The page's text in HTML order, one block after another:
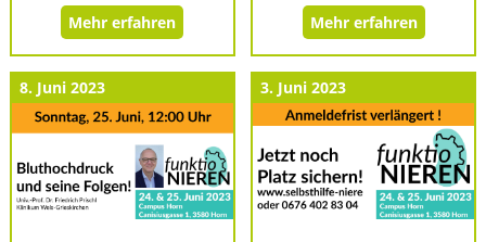
Mehr erfahren
Mehr erfahren
8. Juni 2023 3. Juni 2023